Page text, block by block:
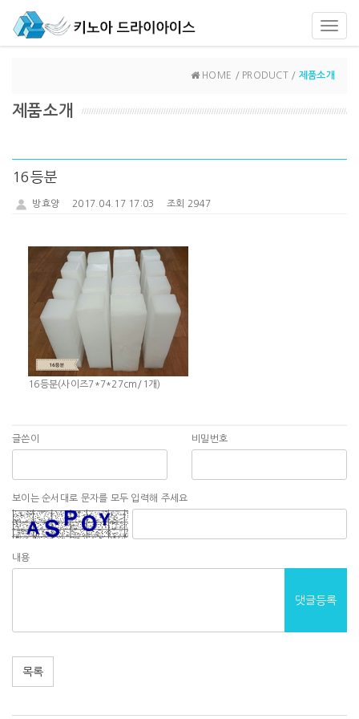
HOME / PRODUCT / 제품소개
제품소개
16등분
방효양 2017.04.17 17:03 조회 2947
16등분(사이즈7*7*27cm/1개)
글쓴이 비밀번호
보이는 순서대로 문자를 모두 입력해 주세요
내용
댓글등록
목록